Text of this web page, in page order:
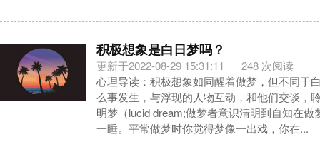
积极想象是白日梦吗？
更新于2022-08-29 15:31:11
248 次阅读
心理导读：积极想象如同醒着做梦，但不同于
么事发生，与浮现的人物互动，和他们交谈，
明梦（lucid dream;做梦者意识清明到自知在
一睡。平常做梦时你觉得梦像一出戏，你在...